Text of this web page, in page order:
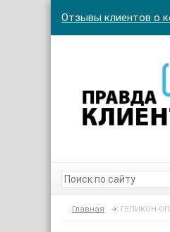
Отзывы клиентов о
Главная ГЕЛИКОН-